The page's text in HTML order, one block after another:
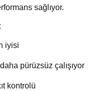
sağlıyor.
iyisi
pürüzsüz çalışıyor
kontrolü